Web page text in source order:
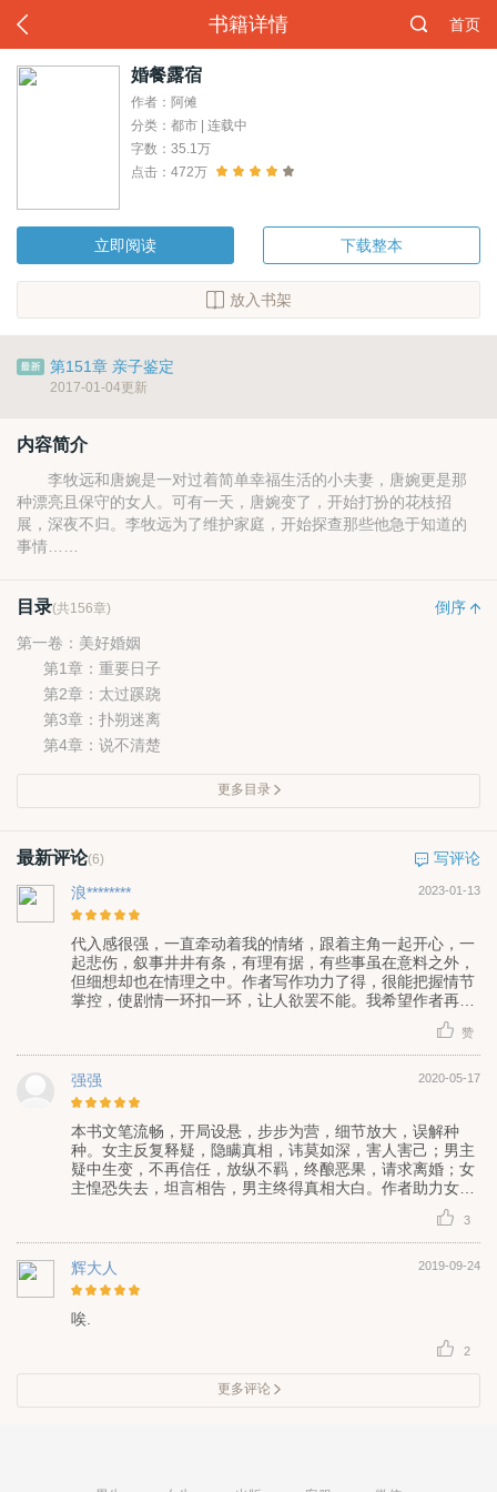
书籍详情 首页
婚餐露宿
作者：阿傩
分类：都市 | 连载中
字数：35.1万
点击：472万
立即阅读 下载整本
放入书架
第151章 亲子鉴定
2017-01-04更新
内容简介
李牧远和唐婉是一对过着简单幸福生活的小夫妻，唐婉更是那
种漂亮且保守的女人。可有一天，唐婉变了，开始打扮的花枝招
展，深夜不归。李牧远为了维护家庭，开始探查那些他急于知道的
事情……
目录(共156章)
倒序
第一卷：美好婚姻
第1章：重要日子
第2章：太过蹊跷
第3章：扑朔迷离
第4章：说不清楚
更多目录
最新评论(6)
写评论
浪********
2023-01-13
代入感很强，一直牵动着我的情绪，跟着主角一起开心，一
起悲伤，叙事井井有条，有理有据，有些事虽在意料之外，
但细想却也在情理之中。作者写作功力了得，很能把握情节
掌控，使剧情一环扣一环，让人欲罢不能。我希望作者再接
再励，继续书写更精彩的片断，生活是在人生经历，与感悟
学习中成长起来的。需要慢慢的经历慢慢的长大，看书不只
能观其表面，可以在里面学到很多独到的见识与知识精华所
在，不要浪费了时间，负了自己，错过了一本好书“励志前
行，不负韶华”。
赞
强强 2020-05-17
本书文笔流畅，开局设悬，步步为营，细节放大，误解种
种。女主反复释疑，隐瞒真相，讳莫如深，害人害己；男主
疑中生变，不再信任，放纵不羁，终酿恶果，请求离婚；女
主惶恐失去，坦言相告，男主终得真相大白。作者助力女主
上位，让女配，自行离去。男女主重归于好，故事压抑，情
节矛盾，感情反复，格局狭隘；配角志勇兼备，爱憎分明，
可圈可点，值得一看。
3
辉大人 2019-09-24
唉.
2
更多评论